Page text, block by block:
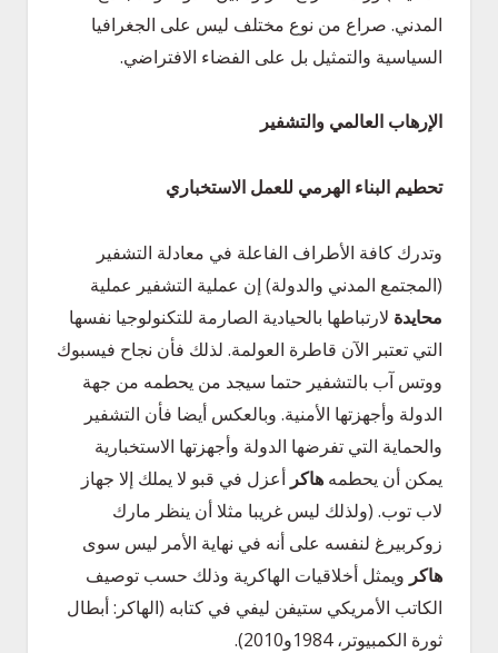
المدني. صراع من نوع مختلف ليس على الجغرافيا
السياسية والتمثيل بل على الفضاء الافتراضي.
الإرهاب العالمي والتشفير
تحطيم البناء الهرمي للعمل الاستخباري
وتدرك كافة الأطراف الفاعلة في معادلة التشفير
(المجتمع المدني والدولة) إن عملية التشفير عملية
محايدة لارتباطها بالحيادية الصارمة للتكنولوجيا نفسها
التي تعتبر الآن قاطرة العولمة. لذلك فأن نجاح فيسبوك
ووتس آب بالتشفير حتما سيجد من يحطمه من جهة
الدولة وأجهزتها الأمنية. وبالعكس أيضا فأن التشفير
والحماية التي تفرضها الدولة وأجهزتها الاستخبارية
يمكن أن يحطمه هاكر أعزل في قبو لا يملك إلا جهاز
لاب توب. (ولذلك ليس غريبا مثلا أن ينظر مارك
زوكربيرغ لنفسه على أنه في نهاية الأمر ليس سوى
هاكر ويمثل أخلاقيات الهاكرية وذلك حسب توصيف
الكاتب الأمريكي ستيفن ليفي في كتابه (الهاكر: أبطال
ثورة الكمبيوتر، 1984و2010).